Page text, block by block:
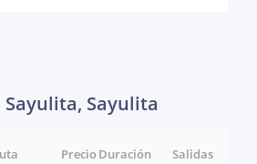
Sayulita
Salidas
Duración
Precio